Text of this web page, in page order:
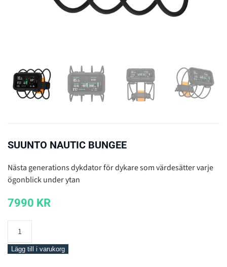
SUUNTO NAUTIC BUNGEE
Nästa generations dykdator för dykare som värdesätter varje
ögonblick under ytan
7990 KR
Suunto
Bungee
Lägg till i varukorg